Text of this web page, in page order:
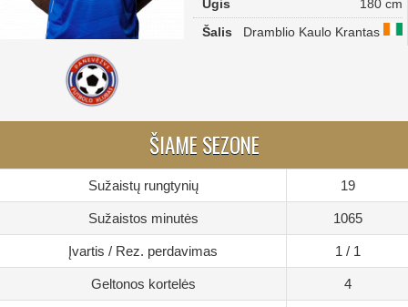
Ūgis
180 cm
Šalis
Dramblio Kaulo Krantas
ŠIAME SEZONE
Sužaistų rungtynių 19
Sužaistos minutės 1065
Įvartis / Rez. perdavimas 1 / 1
Geltonos kortelės 4